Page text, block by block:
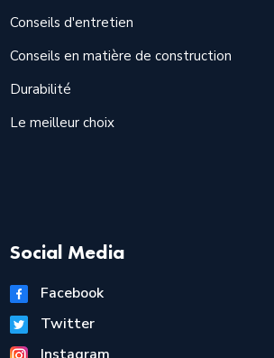
Conseils d'entretien
Conseils en matière de construction
Durabilité
Le meilleur choix
Social Media
Facebook
Twitter